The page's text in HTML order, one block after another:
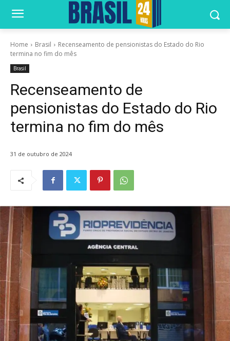
Home Brasil
Recenseamento de pensionistas do Estado do Rio
termina no fim do mês
Brasil
Recenseamento de
pensionistas do Estado do Rio
termina no fim do mês
31 de outubro de 2024